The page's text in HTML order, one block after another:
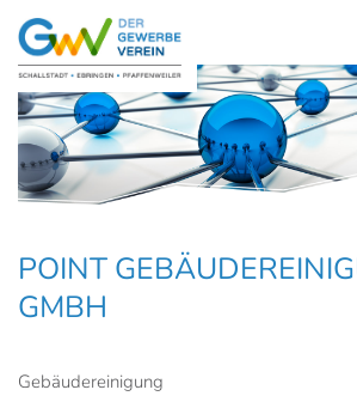
POINT
GMBH
Gebäudereinigung